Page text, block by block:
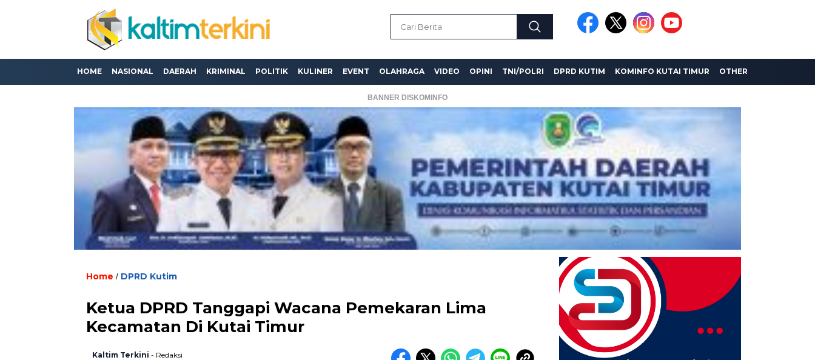
HOME NASIONAL DAERAH KRIMINAL POLITIK KULINER EVENT OLAHRAGA VIDEO OPINI TNI/POLRI DPRD KUTIM KOMINFO KUTAI TIMUR OTHER
BANNER DISKOMINFO
Home / DPRD Kutim
Ketua DPRD Tanggapi Wacana Pemekaran Lima
Kecamatan Di Kutai Timur
Kaltim Terkini - Redaksi